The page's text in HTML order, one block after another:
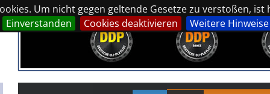
Um nicht gegen geltende Gesetze zu verstoßen,
Einverstanden
Cookies deaktivieren Weitere Hinweise